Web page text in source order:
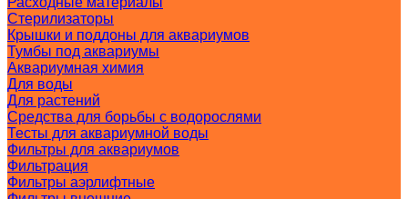
Стерилизаторы
Крышки и поддоны для аквариумов
Тумбы под аквариумы
Аквариумная химия
Для воды
Для растений
Средства для борьбы с водорослями
Тесты для аквариумной воды
Фильтры для аквариумов
Фильтрация
Фильтры аэрлифтные